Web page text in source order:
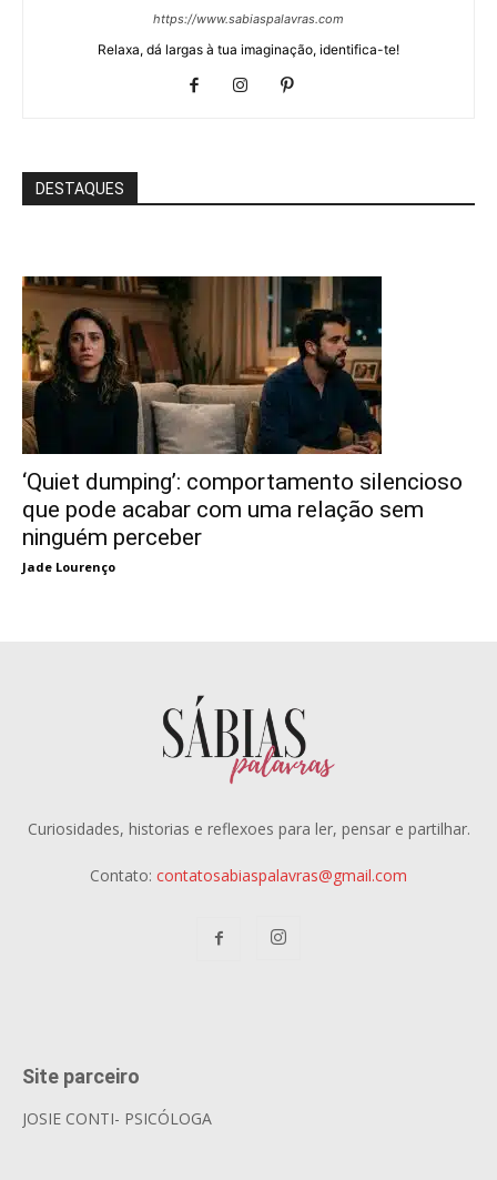
https://www.sabiaspalavras.com
Relaxa, dá largas à tua imaginação, identifica-te!
DESTAQUES
‘Quiet dumping’: comportamento silencioso
que pode acabar com uma relação sem
ninguém perceber
Jade Lourenço
Curiosidades, historias e reflexoes para ler, pensar e partilhar.
Contato: contatosabiaspalavras@gmail.com
Site parceiro
JOSIE CONTI- PSICÓLOGA